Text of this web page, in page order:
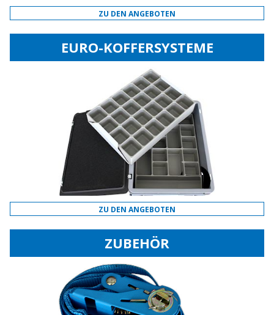
ZU DEN ANGEBOTEN
EURO-KOFFERSYSTEME
ZU DEN ANGEBOTEN
ZUBEHÖR